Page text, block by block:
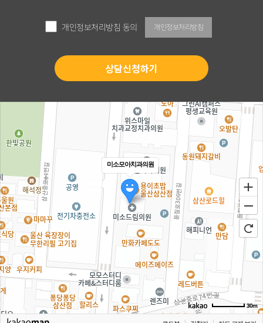
개인정보처리방침 동의 개인정보처리방침
미소모아치과의원
30m